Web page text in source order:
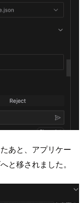
あと、アプリケー
と移されました。